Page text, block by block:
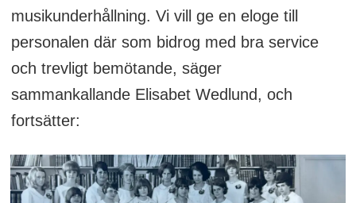
musikunderhållning. Vi vill ge en eloge till
personalen där som bidrog med bra service
och trevligt bemötande, säger
sammankallande Elisabet Wedlund, och
fortsätter: